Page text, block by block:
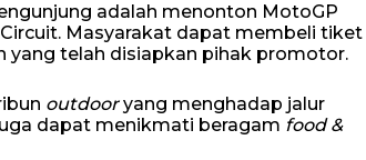
adalah menonton MotoGP
Masyarakat dapat membeli tiket
yang telah disiapkan pihak promotor.
outdooryang menghadap jalur
dapat menikmati beragam food &